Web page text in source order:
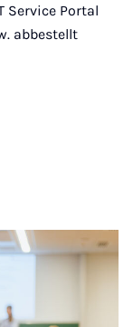
Service Portal
abbestellt